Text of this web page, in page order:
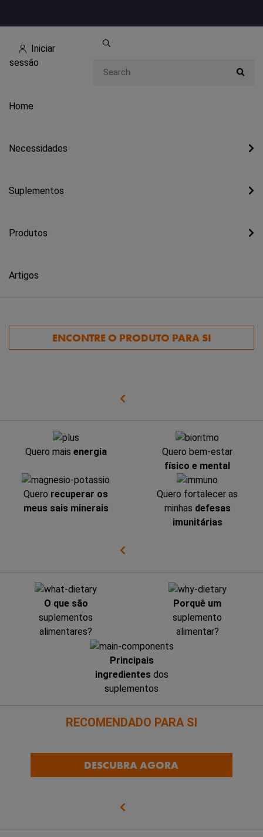
Iniciar
sessão
Home
Necessidades
Suplementos
Produtos
Artigos
ENCONTRE O PRODUTO PARA SI
Quero mais energia
Quero bem-estar
físico e mental
Quero recuperar os
meus sais minerais
Quero fortalecer as
minhas defesas
imunitárias
O que são
suplementos
alimentares?
Porquê um
suplemento
alimentar?
Principais
ingredientesdos
suplementos
RECOMENDADO PARA SI
DESCUBRA AGORA